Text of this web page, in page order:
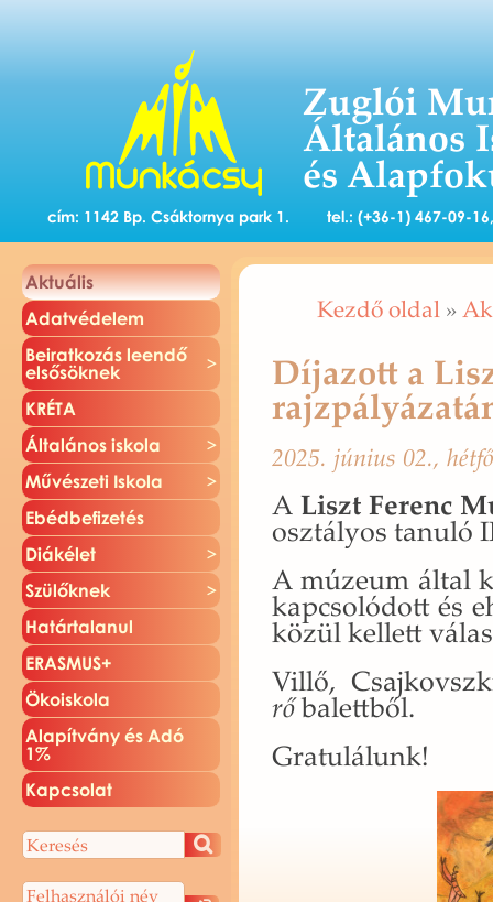
Zuglói
Általános
és
cím: 1142 Bp. Csáktornya park 1. tel.: (+36-1) 467-09-
Ak­tu­á­lis
Adat­vé­de­lem
Be­irat­ko­zás le­en­dő
el­ső­sök­nek
KRÉTA
Ál­ta­lá­nos is­ko­la
Mű­vé­sze­ti Is­ko­la
Ebéd­be­fi­ze­tés
Di­ák­élet
Szü­lők­nek
Ha­tár­ta­la­nul
ERAS­MUS+
Öko­is­ko­la
Ala­pít­vány és Adó
1%
Kap­cso­lat
Kezdő oldal »
Díjazott a
2025. jú­ni­us 02.,
A Liszt Fe­renc
osz­tá­lyos ta­nu­ló
A mú­ze­um által
kap­cso­ló­dott és
közül kel­lett
Villő,
rőba­lett­ből.
Gra­tu­lá­lunk!